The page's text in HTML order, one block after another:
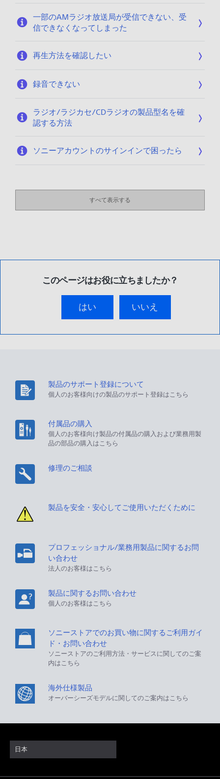
一部のAMラジオ放送局が受信できない、受
信できなくなってしまった
再生方法を確認したい
録音できない
ラジオ/ラジカセ/CDラジオの製品型名を確
認する方法
ソニーアカウントのサインインで困ったら
すべて表示する
このページはお役に立ちましたか？
はい いいえ
製品のサポート登録について
個人のお客様向けの製品のサポート登録はこちら
付属品の購入
個人のお客様向け製品の付属品の購入および業務用製
品の部品の購入はこちら
修理のご相談
製品を安全・安心してご使用いただくために
プロフェッショナル/業務用製品に関するお問
い合わせ
法人のお客様はこちら
製品に関するお問い合わせ
個人のお客様はこちら
ソニーストアでのお買い物に関するご利用ガイ
ド・お問い合わせ
ソニーストアのご利用方法・サービスに関してのご案
内はこちら
海外仕様製品
オーバーシーズモデルに関してのご案内はこちら
日本